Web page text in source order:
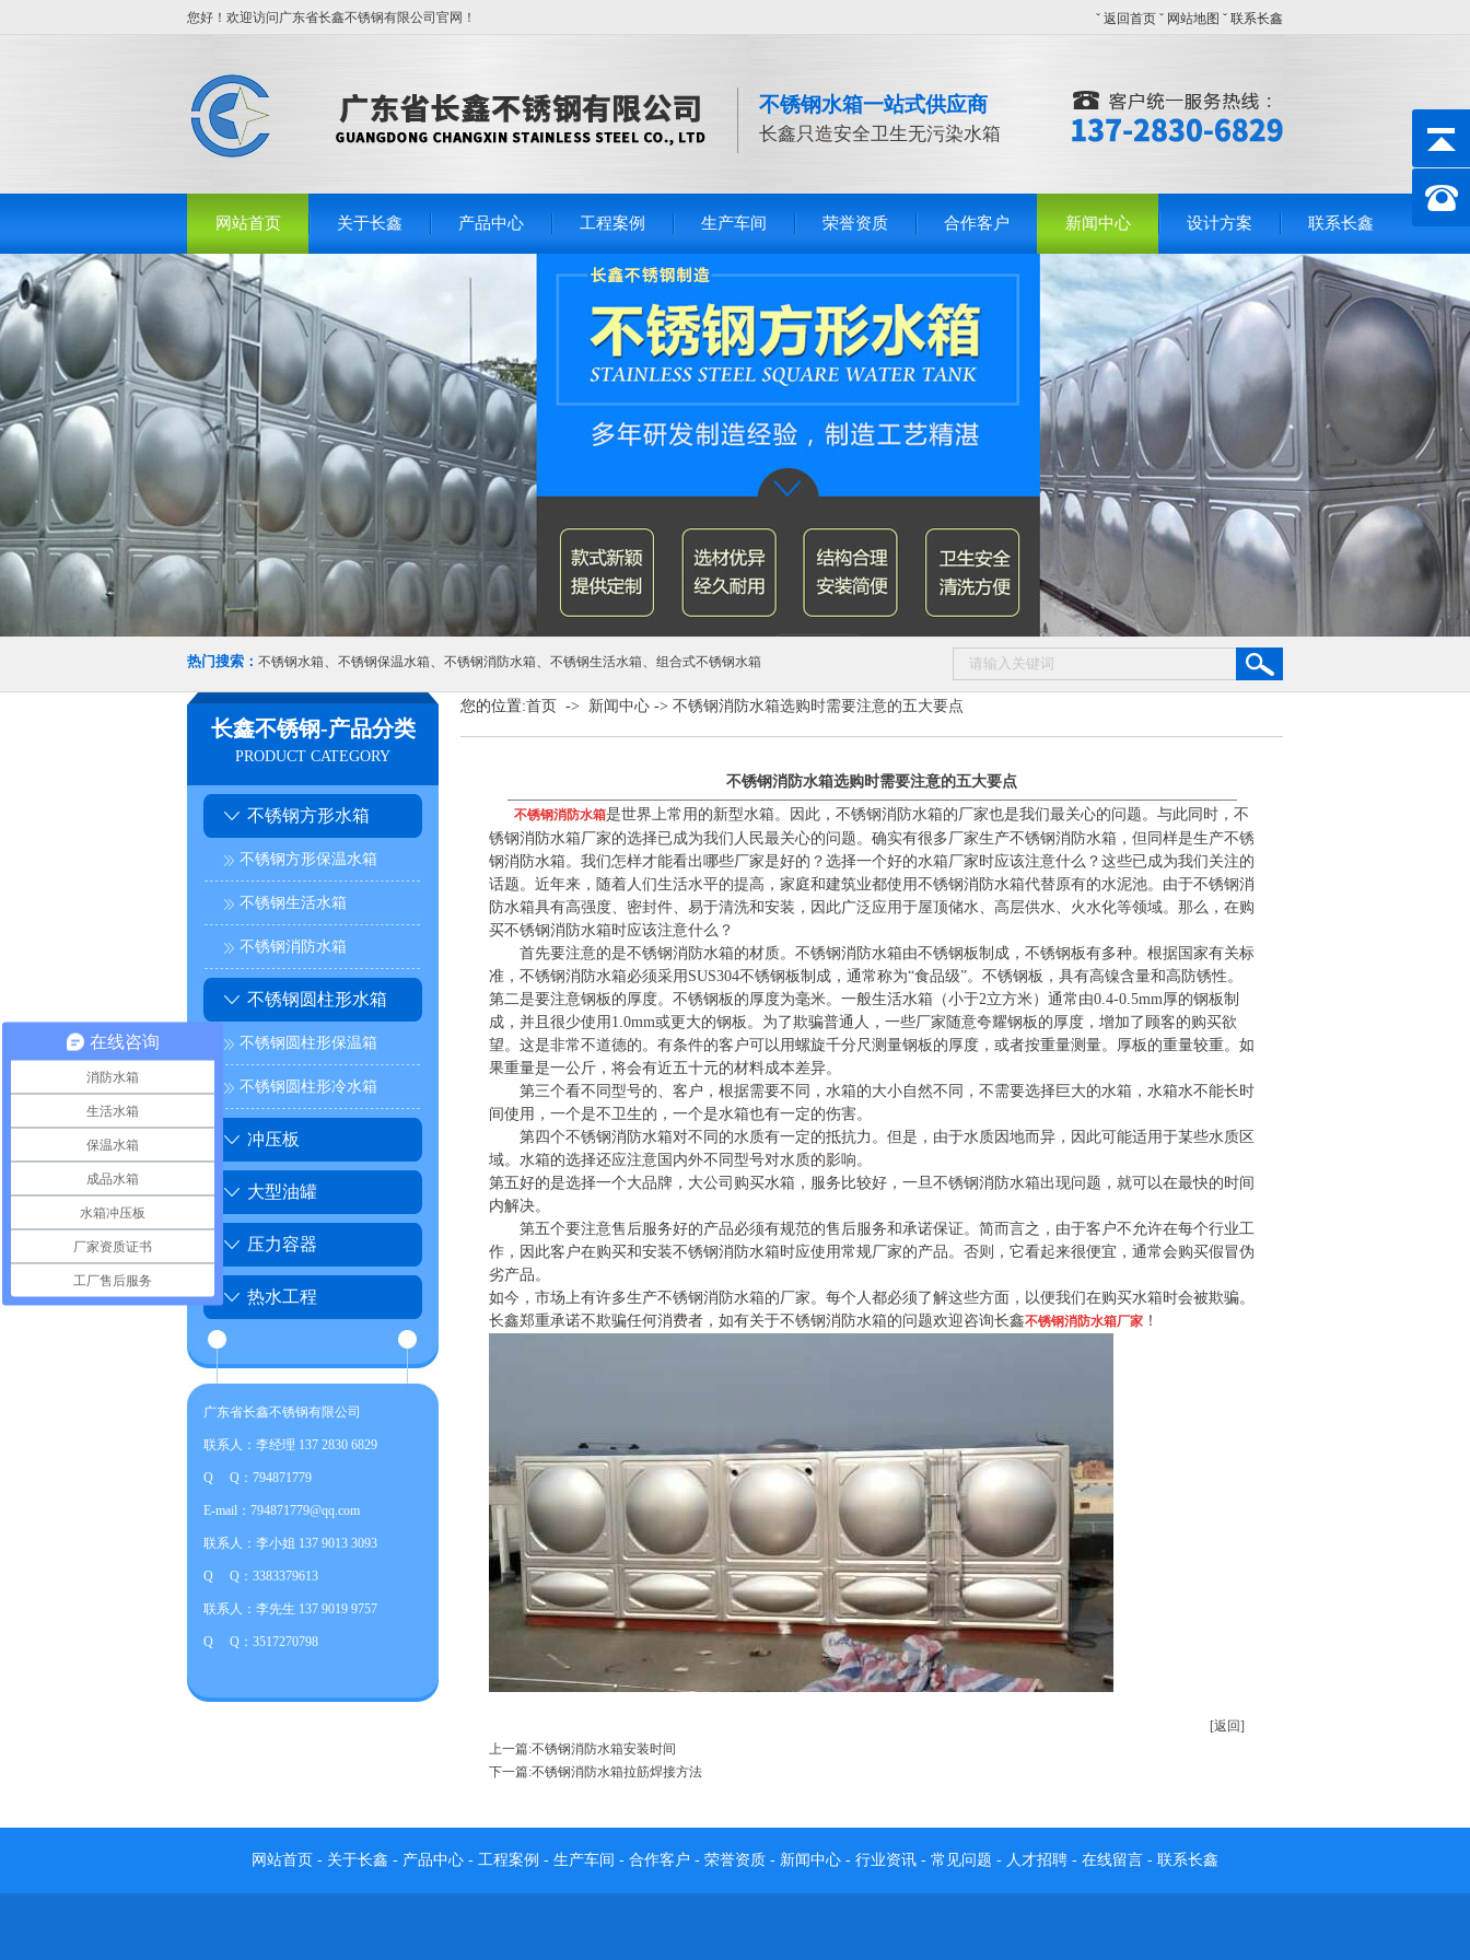
您好！欢迎访问广东省长鑫不锈钢有限公司官网！ ˇ 返回首页 ˇ 网站地图 ˇ 联系长鑫
不锈钢水箱一站式供应商
长鑫只造安全卫生无污染水箱
网站首页 关于长鑫 产品中心 工程案例 生产车间 荣誉资质 合作客户 新闻中心 设计方案 联系长鑫
热门搜索： 不锈钢水箱、 不锈钢保温水箱、 不锈钢消防水箱、 不锈钢生活水箱、 组合式不锈钢水箱
长鑫不锈钢-产品分类
PRODUCT CATEGORY
不锈钢方形水箱
不锈钢方形保温水箱
不锈钢生活水箱
不锈钢消防水箱
不锈钢圆柱形水箱
不锈钢圆柱形保温箱
不锈钢圆柱形冷水箱
冲压板
大型油罐
压力容器
热水工程
广东省长鑫不锈钢有限公司
联系人：李经理 137 2830 6829
Q Q：794871779
E-mail：794871779@qq.com
联系人：李小姐 137 9013 3093
Q Q：3383379613
联系人：李先生 137 9019 9757
Q Q：3517270798
您的位置:首页 -> 新闻中心 -> 不锈钢消防水箱选购时需要注意的五大要点
不锈钢消防水箱选购时需要注意的五大要点
不锈钢消防水箱是世界上常用的新型水箱。因此，不锈钢消防水箱的厂家也是我们最关心的问题。与此同时，不
锈钢消防水箱厂家的选择已成为我们人民最关心的问题。确实有很多厂家生产不锈钢消防水箱，但同样是生产不锈
钢消防水箱。我们怎样才能看出哪些厂家是好的？选择一个好的水箱厂家时应该注意什么？这些已成为我们关注的
话题。近年来，随着人们生活水平的提高，家庭和建筑业都使用不锈钢消防水箱代替原有的水泥池。由于不锈钢消
防水箱具有高强度、密封件、易于清洗和安装，因此广泛应用于屋顶储水、高层供水、火水化等领域。那么，在购
买不锈钢消防水箱时应该注意什么？
首先要注意的是不锈钢消防水箱的材质。不锈钢消防水箱由不锈钢板制成，不锈钢板有多种。根据国家有关标
准，不锈钢消防水箱必须采用 SUS304不锈钢板制成，通常称为“食品级”。不锈钢板，具有高镍含量和高防锈性。
第二是要注意钢板的厚度。不锈钢板的厚度为毫米。一般生活水箱（小于2立方米）通常由0.4-0.5mm厚的钢板制
成，并且很少使用 1.0mm或更大的钢板。为了欺骗普通人，一些厂家 随意夸耀钢板的厚度，增加了顾客的购买欲
望。这是非常不道德的。有条件的客户可以用螺旋千分尺测量钢板的厚度，或者按重量测量。厚板的重量较重。如
果重量是一公斤，将会有近五十元的材料成本差异。
第三个看不同型号的、客户，根据需要不同，水箱的大小自然不同，不需要选择巨大的水箱，水箱水不能长时
间使用，一个是不卫生的，一个是水箱也有一定的伤害。
第四个不锈钢消防水箱对不同的水质有一定的抵抗力。但是，由于水质因地而异，因此可能适用于某些水质区
域。水箱的选择还应注意国内外不同型号对水质的影响。
第五好的是选择一个大品牌，大公司购买水箱，服务比较好，一旦不锈钢消防水箱出现问题，就可以在最快的时间
内解决。
第五个要注意售后服务好的产品必须有规范的售后服务和承诺保证。简而言之，由于客户不允许在每个行业工
作，因此客户在购买和安装不锈钢消防水箱时应使用常规厂家的产品。否则，它看起来很便宜，通常会购买假冒伪
劣产品。
如今，市场上有许多生产不锈钢消防水箱的厂家。每个人都必须了解这些方面，以便我们在购买水箱时会被欺骗。
长鑫郑重承诺不欺骗任何消费者，如有关于不锈钢消防水箱的问题欢迎咨询长鑫不锈钢消防水箱厂家 ！
[返回]
上一篇:不锈钢消防水箱安装时间
下一篇:不锈钢消防水箱拉筋焊接方法
网站首页 - 关于长鑫 - 产品中心 - 工程案例 - 生产车间 - 合作客户 - 荣誉资质 - 新闻中心 - 行业资讯 - 常见问题 - 人才招聘 - 在线留言 - 联系长鑫
在线咨询
消防水箱
生活水箱
保温水箱
成品水箱
水箱冲压板
厂家资质证书
工厂售后服务